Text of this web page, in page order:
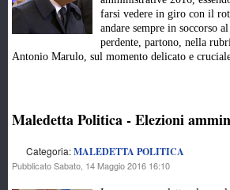
farsi vedere in giro con il
andare sempre in soccorso
perdente, partono, nella
Antonio Marulo, sul momento delicato e
Maledetta Politica - Elezioni
Categoria:MALEDETTA POLITICA
Pubblicato Sabato, 14 Maggio 2016 16:10